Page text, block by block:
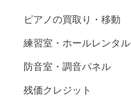
ピアノの買取り・移動
練習室・ホールレンタル
防音室・調音パネル
残価クレジット